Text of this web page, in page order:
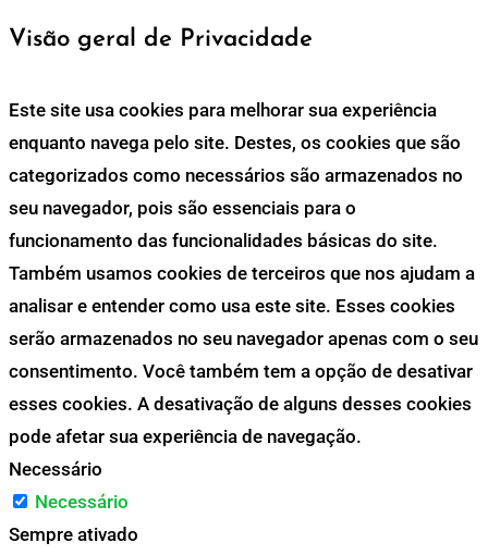
Visão geral de Privacidade
Este site usa cookies para melhorar sua experiência
enquanto navega pelo site. Destes, os cookies que são
categorizados como necessários são armazenados no
seu navegador, pois são essenciais para o
funcionamento das funcionalidades básicas do site.
Também usamos cookies de terceiros que nos ajudam a
analisar e entender como usa este site. Esses cookies
serão armazenados no seu navegador apenas com o seu
consentimento. Você também tem a opção de desativar
esses cookies. A desativação de alguns desses cookies
pode afetar sua experiência de navegação.
Necessário
Necessário
Sempre ativado